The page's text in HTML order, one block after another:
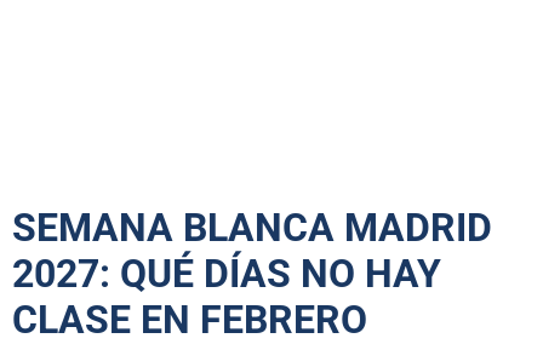
SEMANA BLANCA MADRID
2027: QUÉ DÍAS NO HAY
CLASE EN FEBRERO